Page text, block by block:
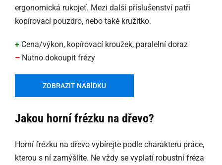
ergonomická rukojeť. Mezi další příslušenství patří
kopírovací pouzdro, nebo také kružítko.
+ Cena/výkon, kopírovací kroužek, paralelní doraz
– Nutno dokoupit frézy
ZOBRAZIT NABÍDKU
Jakou horní frézku na dřevo?
Horní frézku na dřevo vybírejte podle charakteru práce,
kterou s ní zamýšlíte. Ne vždy se vyplatí robustní fréza